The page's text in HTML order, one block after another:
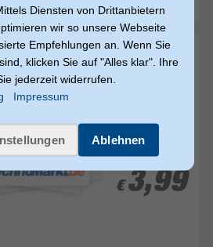
€ 3,99
€ 3,99
Diensten von Drittanbietern
wir so unsere Webseite
Empfehlungen an. Wenn Sie
klicken Sie auf "Alles klar". Ihre
jederzeit widerrufen.
Impressum
Ablehnen